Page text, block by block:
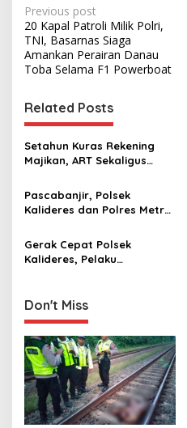
P
o
s
t
n
a
v
i
g
a
t
i
n
Previous post
20 Kapal Patroli Milik Polri,
TNI, Basarnas Siaga
Amankan Perairan Danau
Toba Selama F1 Powerboat
Related Posts
Setahun Kuras Rekening
Majikan, ART Sekaligus
Polsek Kalideres
Pascabanjir, Polsek
Kalideres dan Polres Metro
Warga dengan Layanan
Kesehatan
Gerak Cepat Polsek
Kalideres, Pelaku
Don't Miss